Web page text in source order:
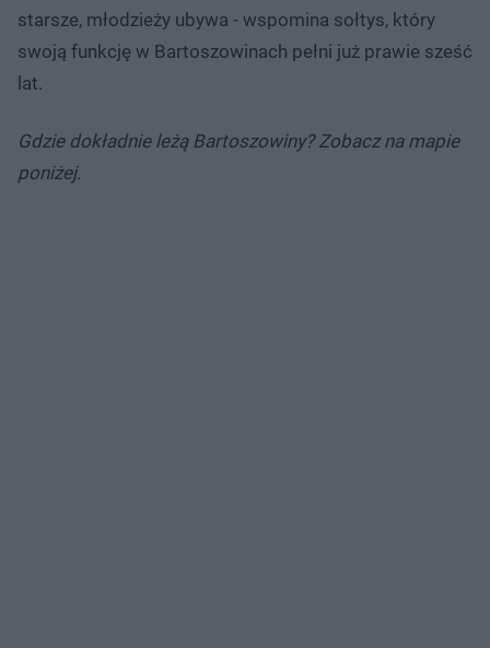
starsze, młodzieży ubywa - wspomina sołtys, który
swoją funkcję w Bartoszowinach pełni już prawie sześć
lat.
Gdzie dokładnie leżą Bartoszowiny? Zobacz na mapie
poniżej.